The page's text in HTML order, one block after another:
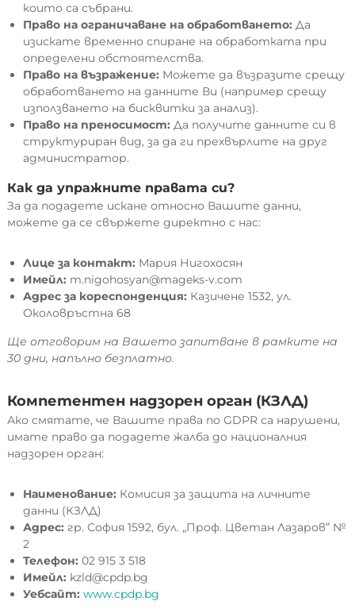
които са събрани.
Право на ограничаване на обработването: Да
изискате временно спиране на обработката при
определени обстоятелства.
Право на възражение: Можете да възразите срещу
обработването на данните Ви (например срещу
използването на бисквитки за анализ).
Право на преносимост: Да получите данните си в
структуриран вид, за да ги прехвърлите на друг
администратор.
Как да упражните правата си?
За да подадете искане относно Вашите данни,
можете да се свържете директно с нас:
Лице за контакт: Мария Нигохосян
Имейл: m.nigohosyan@mageks-v.com
Адрес за кореспонденция: Казичене 1532, ул.
Околовръстна 68
Ще отговорим на Вашето запитване в рамките на
30 дни, напълно безплатно.
Компетентен надзорен орган (КЗЛД)
Ако смятате, че Вашите права по GDPR са нарушени,
имате право да подадете жалба до националния
надзорен орган:
Наименование: Комисия за защита на личните
данни (КЗЛД)
Адрес: гр. София 1592, бул. „Проф. Цветан Лазаров” №
2
Телефон: 02 915 3 518
Имейл: kzld@cpdp.bg
Уебсайт: www.cpdp.bg